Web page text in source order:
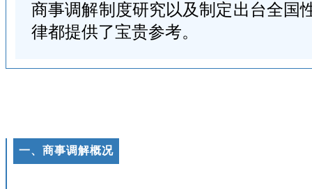
商事调解制度研究以及制定出台全国
律都提供了宝贵参考。
一、商事调解概况